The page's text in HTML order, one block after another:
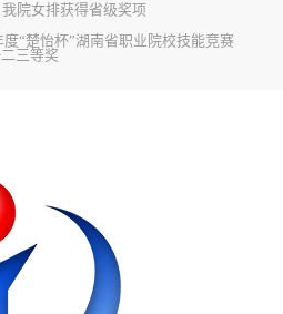
院女排获得省级奖项
“楚怡杯”湖南省职业院校技能竞赛
三等奖